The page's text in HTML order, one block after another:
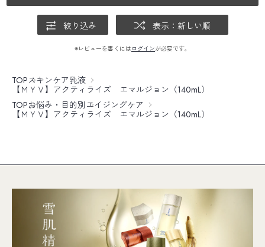
絞り込み 表示：新しい順
※レビューを書くには ログインが必要です。
TOPスキンケア乳液
【ＭＹＶ】アクティライズ エマルジョン（140mL）
TOPお悩み・目的別 エイジングケア
【ＭＹＶ】アクティライズ エマルジョン（140mL）